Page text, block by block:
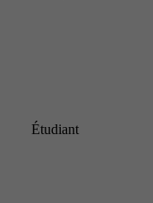
Étudiant